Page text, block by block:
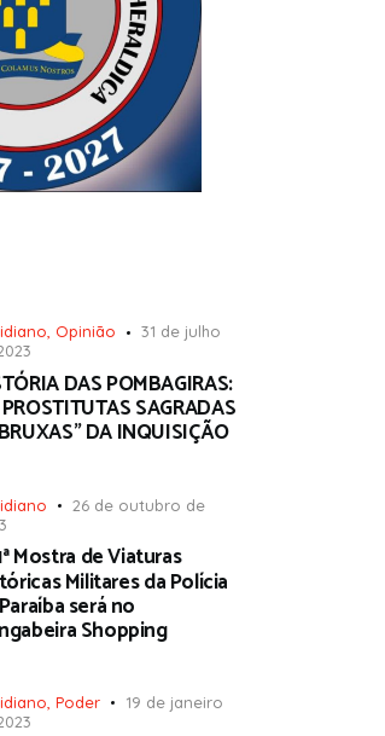
, Opinião
31 de julho
DAS POMBAGIRAS:
SAGRADAS
DA INQUISIÇÃO
26 de outubro de
Mostra de Viaturas
Militares da Polícia
será no
Shopping
Poder
19 de janeiro